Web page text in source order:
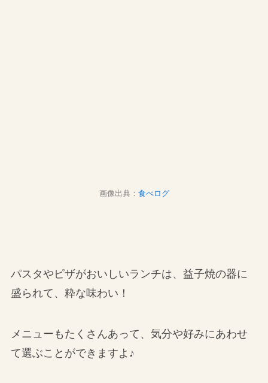
画像出典： 食べログ
パスタやピザがおいしいランチは、益子焼の器に
盛られて、粋な味わい！
メニューもたくさんあって、気分や好みにあわせ
て選ぶことができますよ♪